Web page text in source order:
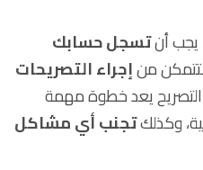
يجب أنتسجل حسابك
منإجراء التصريحات
يعد خطوة مهمة
وكذلكتجنب أي مشاكل